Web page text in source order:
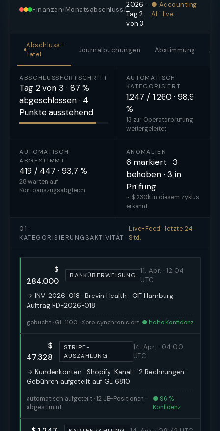
Finanzen/Monatsabschluss/
2026 ·
Tag 2
von 3
● Accounting
AI · live
Abschluss-
Tafel
Journalbuchungen Abstimmung
ABSCHLUSSFORTSCHRITT
Tag 2 von 3 · 87 %
abgeschlossen · 4
Punkte ausstehend
AUTOMATISCH
KATEGORISIERT
1.247 / 1.260 · 98,9
%
13 zur Operatorprüfung
weitergeleitet
AUTOMATISCH
ABGESTIMMT
419 / 447 · 93,7 %
28 warten auf
Kontoauszugsabgleich
ANOMALIEN
6 markiert · 3
behoben · 3 in
Prüfung
~ $ 230k in diesem Zyklus
erkannt
01 ·
KATEGORISIERUNGSAKTIVITÄT
Live-Feed · letzte 24
Std.
BANKÜBERWEISUNG
11. Apr. · 12:04
UTC
$
284.000
→ INV-2026-018 · Brevin Health · CIF Hamburg ·
Auftrag RD-2026-018
gebucht · GL 1100 · Xero synchronisiert ● hohe Konfidenz
STRIPE-
AUSZAHLUNG
14. Apr. · 04:00
UTC
$
47.328
→ Kundenkonten · Shopify-Kanal · 12 Rechnungen ·
Gebühren aufgeteilt auf GL 6810
automatisch aufgeteilt · 12 JE-Positionen ·
abgestimmt
● 96 %
Konfidenz